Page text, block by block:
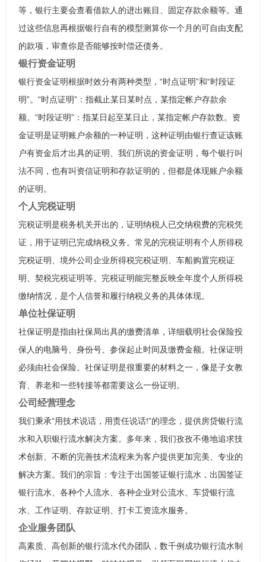
等，银行主要会查看借款人的进出账目、固定存款余额等。通
过这些信息再根据银行自有的模型测算你一个月的可自由支配
的款项，审查你是否能够按时偿还债务。
银行资金证明
银行资金证明根据时效分有两种类型，“时点证明”和“时段证
明”。“时点证明”：指截止某日某时点，某指定帐户存款余
额。“时段证明”：指某日起至某日止，某指定帐户存款数。资
金证明是证明账户余额的一种证明，这种证明由银行查证该账
户有资金后才出具的证明、我们所说的资金证明，每个银行叫
法不同，也有叫资信证明和存款证明的，但都是体现账户余额
的证明。
个人完税证明
完税证明是税务机关开出的，证明纳税人已交纳税费的完税凭
证，用于证明已完成纳税义务。常见的完税证明有个人所得税
完税证明、境外公司企业所得税完税证明、车船购置完税证
明、契税完税证明等。完税证明能完整反映全年度个人所得税
缴纳情况，是个人信誉和履行纳税义务的具体体现。
单位社保证明
社保证明是指由社保局出具的缴费清单，详细载明社会保险投
保人的电脑号、身份号、参保起止时间及缴费金额。社保证明
必须由社会保险。社保证明是很重要的材料之一，像是子女教
育、养老和一些转接等都需要这么一份证明。
公司经营理念
我们秉承“用技术说话，用责任说话!”的理念，提供房贷银行流
水和入职银行流水解决方案。多年来，我们孜孜不倦地追求技
术创新、不断的完善技术流程来为客户提供更加完美、专业的
解决方案。我们的宗旨：专注于出国签证银行流水，出国签证
银行流水、各种个人流水、各种企业对公流水、车贷银行流
水、工作证明、存款证明、打卡工资流水服务。
企业服务团队
高素质、高创新的银行流水代办团队，数千例成功银行流水制